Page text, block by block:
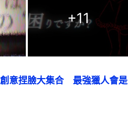
+11
意捏臉大集合　最強獵人會是